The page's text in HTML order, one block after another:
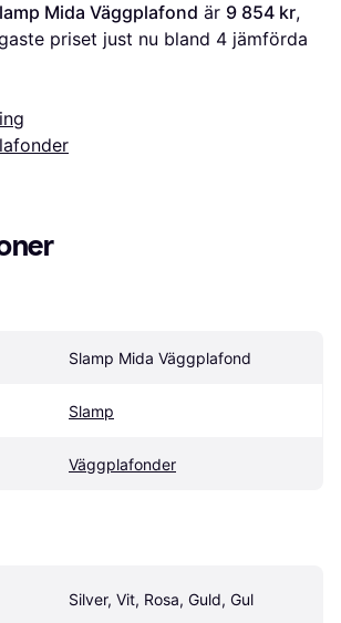
Mida Väggplafond är 9 854 kr,
priset just nu bland 4 jämförda
Slamp Mida Väggplafond
Slamp
Väggplafonder
Silver, Vit, Rosa, Guld, Gul